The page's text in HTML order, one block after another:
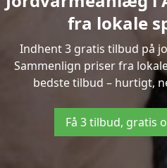
fra lokale
Indhent 3 gratis tilbud på
Sammenlign priser fra
bedste tilbud – hurtigt,
Få 3 tilbud, gratis